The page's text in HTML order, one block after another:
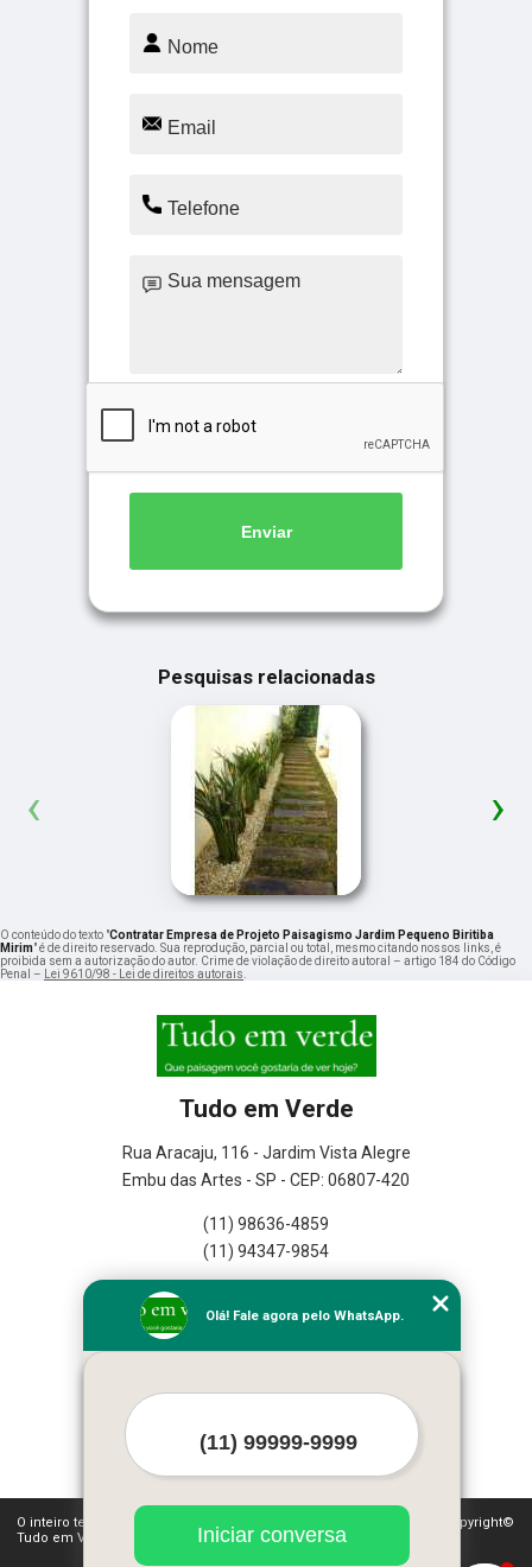
Enviar
Pesquisas relacionadas
‹ ›
O conteúdo do texto "Contratar Empresa de Projeto Paisagismo Jardim Pequeno Biritiba
Mirim" é de direito reservado. Sua reprodução, parcial ou total, mesmo citando nossos links, é
proibida sem a autorização do autor. Crime de violação de direito autoral – artigo 184 do Código
Penal –
Lei 9610/98 - Lei de direitos autorais
Tudo em Verde
Rua Aracaju, 116 - Jardim Vista Alegre
Embu das Artes - SP - CEP: 06807-420
(11) 98636-4859
(11) 94347-9854
Empresa
Missão
Mapa do site
Mais Serviços
O inteiro teor deste site está sujeito à proteção de direitos autorais. Copyright©
Tudo em Verde (Lei 9610 de 19/02/1998)
Olá! Fale agora pelo WhatsApp.
Iniciar conversa